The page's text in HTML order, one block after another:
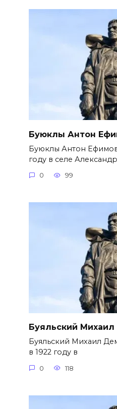
Буюклы Антон
Буюклы Антон
году в селе
0 99
Буяльский
Буяльский Михаил
в 1922 году в
0 118